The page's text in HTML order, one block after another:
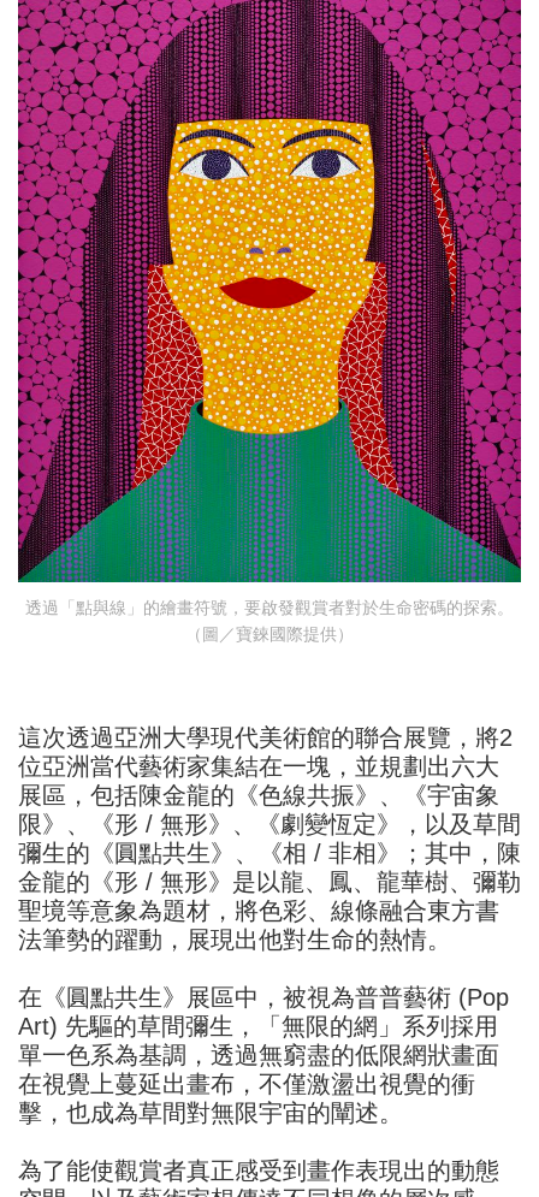
透過「點與線」的繪畫符號，要啟發觀賞者對於生命密碼的探索。
（圖／寶錸國際提供）
這次透過亞洲大學現代美術館的聯合展覽，將2
位亞洲當代藝術家集結在一塊，並規劃出六大
展區，包括陳金龍的《色線共振》、《宇宙象
限》、《形 / 無形》、《劇變恆定》，以及草間
彌生的《圓點共生》、《相 / 非相》；其中，陳
金龍的《形 / 無形》是以龍、鳳、龍華樹、彌勒
聖境等意象為題材，將色彩、線條融合東方書
法筆勢的躍動，展現出他對生命的熱情。
在《圓點共生》展區中，被視為普普藝術 (Pop
Art) 先驅的草間彌生，「無限的網」系列採用
單一色系為基調，透過無窮盡的低限網狀畫面
在視覺上蔓延出畫布，不僅激盪出視覺的衝
擊，也成為草間對無限宇宙的闡述。
為了能使觀賞者真正感受到畫作表現出的動態